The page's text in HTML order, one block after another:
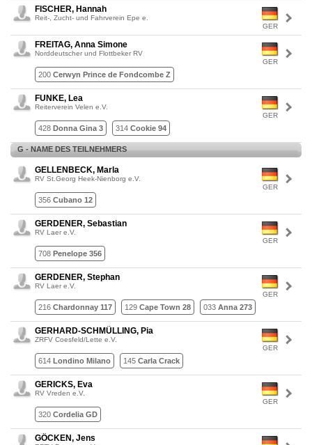
GER
FISCHER, Hannah
Reit-, Zucht- und Fahrverein Epe e.
GER
FREITAG, Anna Simone
Norddeutscher und Flottbeker RV
200 Cerwyn Prince de Fondcombe Z
GER
FUNKE, Lea
Reiterverein Velen e.V.
428 Donna Gina 3 314 Cookie 94
G - NAME DES TEILNEHMERS
GER
GELLENBECK, Marla
RV St.Georg Heek-Nienborg e.V.
356 Cubano 12
GER
GERDENER, Sebastian
RV Laer e.V.
708 Penelope 356
GER
GERDENER, Stephan
RV Laer e.V.
216 Chardonnay 117 129 Cape Town 28 033 Anna 273
GER
GERHARD-SCHMÜLLING, Pia
ZRFV Coesfeld/Lette e.V.
614 Londino Milano 145 Carla Crack
GER
GERICKS, Eva
RV Vreden e.V.
320 Cordelia GD
GÖCKEN, Jens